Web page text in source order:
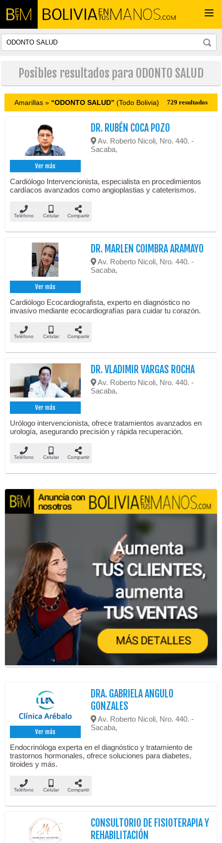
Posibles resultados para ODONTO SALUD
Amarillas » “ODONTO SALUD” (Todo Bolivia) 729 resultados
Ver más
DR. RUBÉN COCA POZO
Av. Roberto Nicoli, Nro. 440. -
Sacaba,
Cardiólogo Intervencionista, especialista en procedimientos
cardíacos avanzados como angioplastias y cateterismos.
Teléfono Celular Compartir
Ver más
DR. MARLEN COIMBRA ARAMAYO
Av. Roberto Nicoli, Nro. 440. -
Sacaba,
Cardiólogo Ecocardiografista, experto en diagnóstico no
invasivo mediante ecocardiografías para cuidar tu corazón.
Teléfono Celular Compartir
Ver más
DR. VLADIMIR VARGAS ROCHA
Av. Roberto Nicoli, Nro. 440. -
Sacaba,
Urólogo intervencionista, ofrece tratamientos avanzados en
urología, asegurando precisión y rápida recuperación.
Teléfono Celular Compartir
Ver más
DRA. GABRIELA ANGULO
GONZALES
Av. Roberto Nicoli, Nro. 440. -
Sacaba,
Endocrinóloga experta en el diagnóstico y tratamiento de
trastornos hormonales, ofrece soluciones para diabetes,
tiroides y más.
Teléfono Celular Compartir
CONSULTORIO DE FISIOTERAPIA Y
REHABILITACIÓN